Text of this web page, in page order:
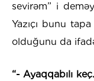
sevirəm” i
Yazıçı bunu
olduğunu da
“- Ayaqqabılı